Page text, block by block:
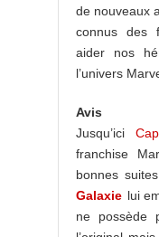
de nouveaux
connus des
aider nos
l’univers
Avis
Jusqu’ici
franchise
bonnes
Galaxie lui
ne possède